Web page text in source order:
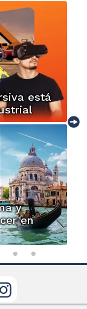
está
y
en